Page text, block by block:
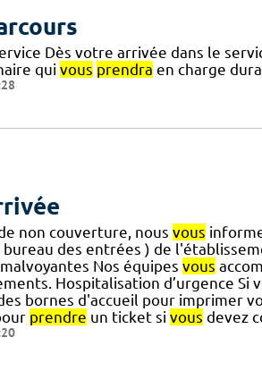
Dès votre arrivée dans le
qui vous prendra en charge
non couverture, nous vous
bureau des entrées ) de
Nos équipes vous
Hospitalisation d’urgence Si
bornes d'accueil pour imprimer
prendre un ticket si vous devez